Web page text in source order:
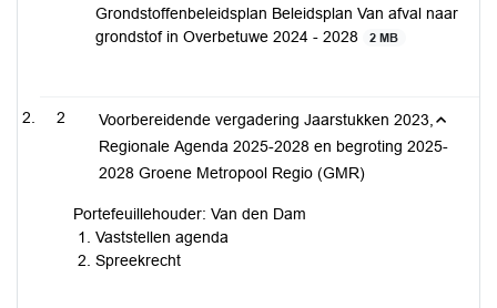
Grondstoffenbeleidsplan Beleidsplan Van afval naar
grondstof in Overbetuwe 2024 - 2028
2 MB
2
Voorbereidende vergadering Jaarstukken 2023,
Regionale Agenda 2025-2028 en begroting 2025-
2028 Groene Metropool Regio (GMR)
Portefeuillehouder: Van den Dam
Vaststellen agenda
Spreekrecht